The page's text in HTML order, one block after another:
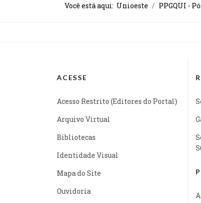
Você está aqui: Unioeste PPGQUI -
ACESSE
Acesso Restrito (Editores do Portal)
Arquivo Virtual
Bibliotecas
Identidade Visual
Mapa do Site
Ouvidoria